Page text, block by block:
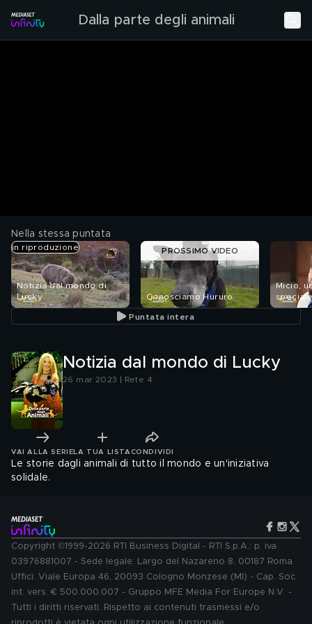
Dalla parte degli animali
Nella stessa puntata
in riproduzione
Notizia dal mondo di
Lucky
Conosciamo Hururo
PROSSIMO VIDEO
Micio,
Puntata intera
Notizia dal mondo di Lucky
26 mar 2023 | Rete 4
VAI ALLA SERIE LA TUA LISTA CONDIVIDI
Le storie dagli animali di tutto il mondo e un'iniziativa
solidale.
Copyright ©1999-2026 RTI Business Digital - RTI S.p.A.: p. iva
03976881007 - Sede legale: Largo del Nazareno 8, 00187 Roma.
Uffici: Viale Europa 46, 20093 Cologno Monzese (MI) - Cap. Soc.
int. vers. € 500.000.007 - Gruppo MFE Media For Europe N.V. -
Tutti i diritti riservati. Rispetto ai contenuti trasmessi e/o